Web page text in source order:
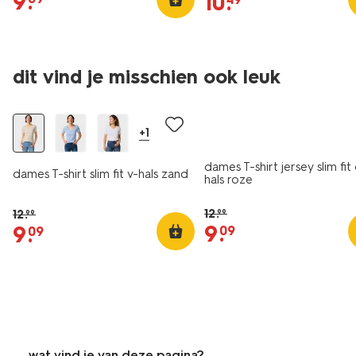
dit vind je misschien ook leuk
korting
+1
dames T-shirt slim fit v-hals zand
12.99
9.
09
korting
dames T-shirt jersey slim
hals roze
12.99
9.
09